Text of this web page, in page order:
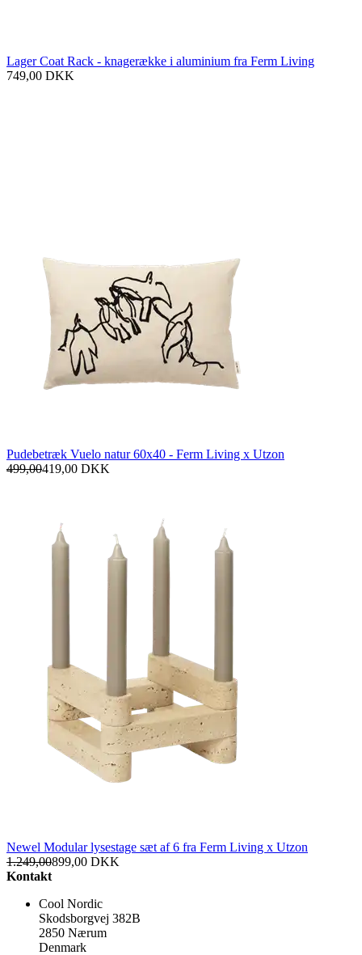
Lager Coat Rack - knagerække i aluminium fra Ferm Living
749,00 DKK
Pudebetræk Vuelo natur 60x40 - Ferm Living x Utzon
499,00419,00 DKK
Newel Modular lysestage sæt af 6 fra Ferm Living x Utzon
1.249,00899,00 DKK
Kontakt
Cool Nordic
Skodsborgvej 382B
2850 Nærum
Denmark